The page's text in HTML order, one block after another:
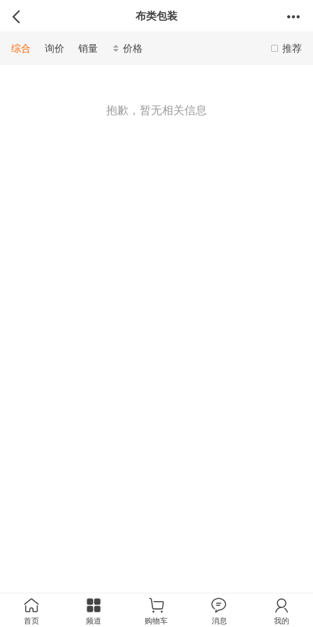
布类包装
推荐
综合 询价 销量 价格
抱歉，暂无相关信息
首页 频道 购物车 消息 我的